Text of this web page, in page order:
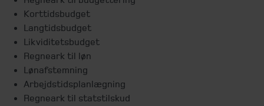
Korttidsbudget
Langtidsbudget
Likviditetsbudget
Regneark til løn
Lønafstemning
Arbejdstidsplanlægning
Regneark til statstilskud